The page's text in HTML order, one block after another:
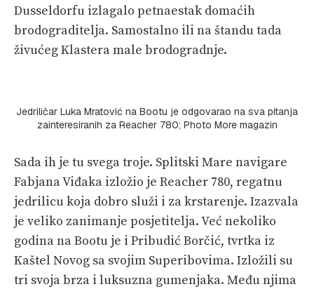
Dusseldorfu izlagalo petnaestak domaćih
brodograditelja. Samostalno ili na štandu tada
živućeg Klastera male brodogradnje.
Jedriličar Luka Mratović na Bootu je odgovarao na sva pitanja
zainteresiranih za Reacher 780; Photo More magazin
Sada ih je tu svega troje. Splitski Mare navigare
Fabjana Viđaka izložio je Reacher 780, regatnu
jedrilicu koja dobro služi i za krstarenje. Izazvala
je veliko zanimanje posjetitelja. Već nekoliko
godina na Bootu je i Pribudić Borčić, tvrtka iz
Kaštel Novog sa svojim Superibovima. Izložili su
tri svoja brza i luksuzna gumenjaka. Među njima